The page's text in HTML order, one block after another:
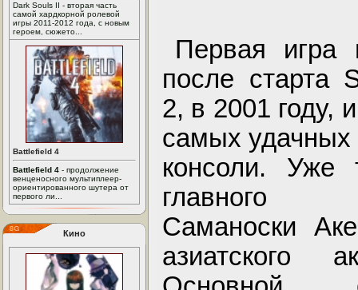
Dark Souls II - вторая часть
самой хардкорной ролевой
игры 2011-2012 года, с новым
героем, сюжето...
Battlefield 4
Battlefield 4 - продолжение
венценосного мультиплеер-
ориентированного шутера от
первого ли...
Кино
Первая игра
после старта
2, в 2001 году,
самых удачных
консоли. Уже
главного
Саманоски
азиатского